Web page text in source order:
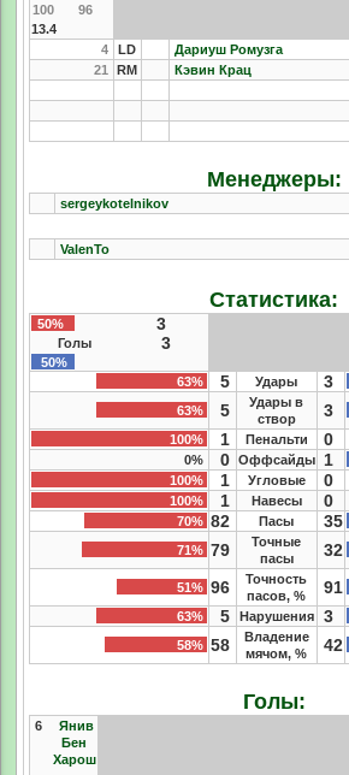
100
96
13.4
4
LD Дариуш Ромузга
21
RM Кэвин Крац
Менеджеры:
sergeykotelnikov
ValenTo
Статистика:
50% 3
Голы 3
50%
63%
5 Удары 3
63%
5
Удары в
створ
3
100%
1 Пенальти 0
0%
0 Оффсайды 1
100%
1 Угловые 0
100%
1 Навесы 0
70% 82 Пасы 35
71% 79
Точные
пасы
32
51% 96
Точность
пасов, %
91
63%
5 Нарушения 3
58% 58
Владение
мячом, %
42
Голы:
6
Янив
Бен
Харош